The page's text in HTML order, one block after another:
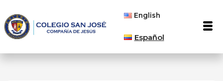
contenido
English
Español